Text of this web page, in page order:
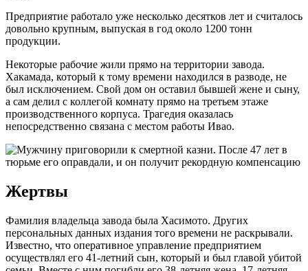
Предприятие работало уже несколько десятков лет и считалось
довольно крупным, выпуская в год около 1200 тонн
продукции.
Некоторые рабочие жили прямо на территории завода.
Хакамада, который к тому времени находился в разводе, не
был исключением. Свой дом он оставил бывшей жене и сыну,
а сам делил с коллегой комнату прямо на третьем этаже
производственного корпуса. Трагедия оказалась
непосредственно связана с местом работы Ивао.
Жертвы
Фамилия владельца завода была Хасимото. Других
персональных данных издания того времени не раскрывали.
Известно, что оперативное управление предприятием
осуществлял его 41-летний сын, который и был главой убитой